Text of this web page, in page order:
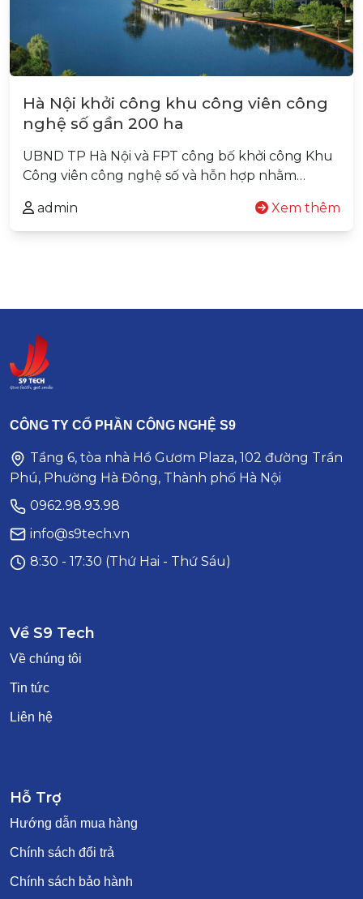
Hà Nội khởi công khu công viên công
nghệ số gần 200 ha
UBND TP Hà Nội và FPT công bố khởi công Khu
Công viên công nghệ số và hỗn hợp nhằm…
admin Xem thêm
CÔNG TY CỔ PHẦN CÔNG NGHỆ S9
Tầng 6, tòa nhà Hồ Gươm Plaza, 102 đường Trần
Phú, Phường Hà Đông, Thành phố Hà Nội
0962.98.93.98
info@s9tech.vn
8:30 - 17:30 (Thứ Hai - Thứ Sáu)
Về S9 Tech
Về chúng tôi
Tin tức
Liên hệ
Hỗ Trợ
Hướng dẫn mua hàng
Chính sách đổi trả
Chính sách bảo hành